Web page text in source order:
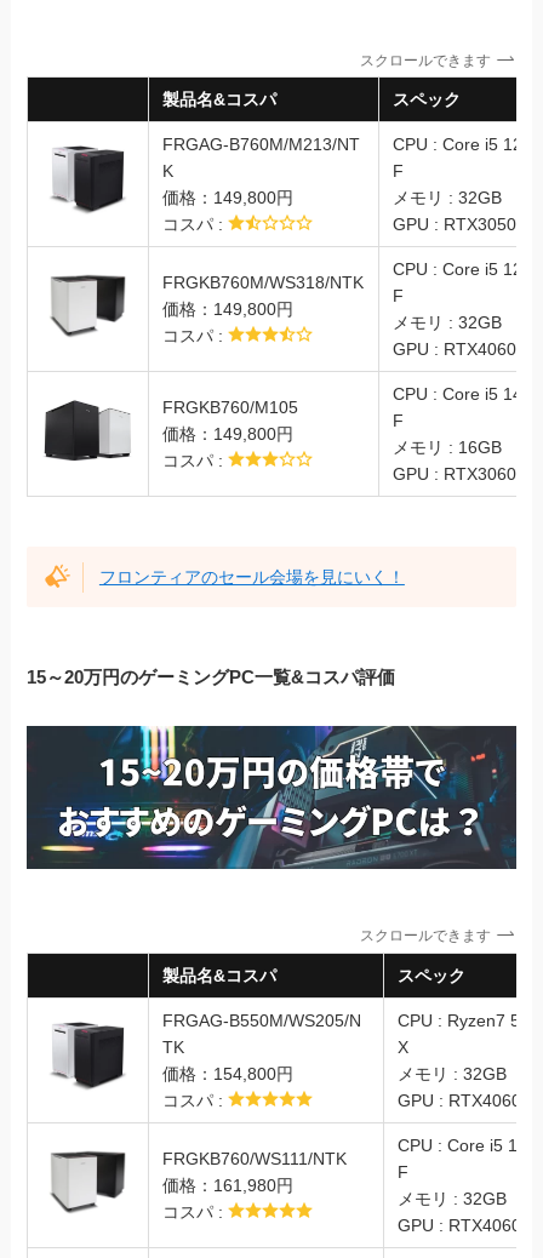
スクロールできます
製品名&コスパ スペック
FRGAG-B760M/M213/NT
K
価格：149,800円
コスパ :
CPU : Core i5
F
メモリ : 32GB
GPU : RTX3050
FRGKB760M/WS318/NTK
価格：149,800円
コスパ :
CPU : Core i5
F
メモリ : 32GB
GPU : RTX4060Ti
FRGKB760/M105
価格：149,800円
コスパ :
CPU : Core i5
F
メモリ : 16GB
GPU : RTX3060
フロンティアのセール会場を見にいく！
15～20万円のゲーミングPC一覧&コスパ評価
スクロールできます
製品名&コスパ スペック
FRGAG-B550M/WS205/N
TK
価格：154,800円
コスパ :
CPU : Ryzen7
X
メモリ : 32GB
GPU : RTX4060Ti
FRGKB760/WS111/NTK
価格：161,980円
コスパ :
CPU : Core i5
F
メモリ : 32GB
GPU : RTX4060Ti